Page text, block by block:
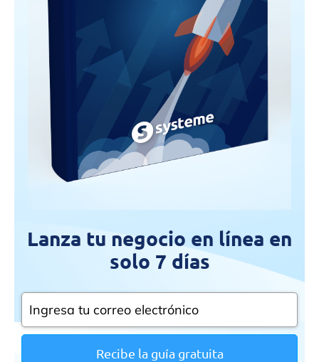
Lanza tu negocio en línea en
solo 7 días
Recibe la guía gratuita